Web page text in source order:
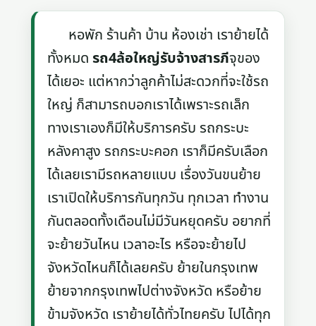
หอพัก ร้านค้า บ้าน ห้องเช่า เราย้ายได้
ทั้งหมดรถ4ล้อใหญ่รับจ้างสารภีจุของ
ได้เยอะ แต่หากว่าลูกค้าไม่สะดวกที่จะใช้รถ
ใหญ่ ก็สามารถบอกเราได้เพราะรถเล็ก
ทางเราเองก็มีให้บริการครับ รถกระบะ
หลังคาสูง รถกระบะคอก เราก็มีครับเลือก
ได้เลยเรามีรถหลายแบบ เรื่องวันขนย้าย
เราเปิดให้บริการกันทุกวัน ทุกเวลา ทำงาน
กันตลอดทั้งเดือนไม่มีวันหยุดครับ อยากที่
จะย้ายวันไหน เวลาอะไร หรือจะย้ายไป
จังหวัดไหนก็ได้เลยครับ ย้ายในกรุงเทพ
ย้ายจากกรุงเทพไปต่างจังหวัด หรือย้าย
ข้ามจังหวัด เราย้ายได้ทั่วไทยครับ ไปได้ทุก